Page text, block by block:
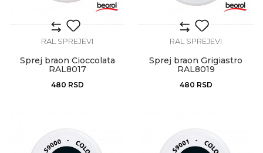
RAL SPREJEVI
Sprej braon Cioccolata
RAL8017
480 RSD
RAL SPREJEVI
Sprej braon Grigiastro
RAL8019
480 RSD